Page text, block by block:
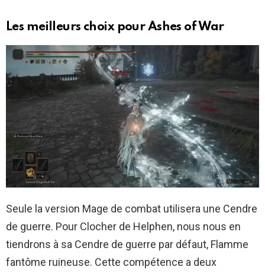
Les meilleurs choix pour Ashes of War
Seule la version Mage de combat utilisera une Cendre
de guerre. Pour Clocher de Helphen, nous nous en
tiendrons à sa Cendre de guerre par défaut, Flamme
fantôme ruineuse. Cette compétence a deux